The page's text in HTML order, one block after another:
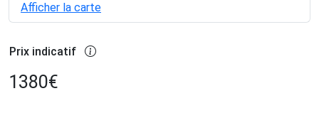
Afficher la carte
Prix indicatif
1380€